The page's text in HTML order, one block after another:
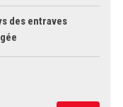
des entraves